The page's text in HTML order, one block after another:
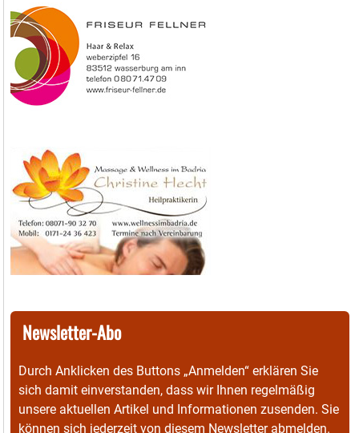
Newsletter-Abo
Durch Anklicken des Buttons „Anmelden“ erklären Sie
sich damit einverstanden, dass wir Ihnen regelmäßig
unsere aktuellen Artikel und Informationen zusenden. Sie
können sich jederzeit von diesem Newsletter abmelden.